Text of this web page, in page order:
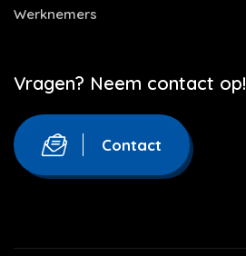
Werknemers
Vragen? Neem contact op!
Contact